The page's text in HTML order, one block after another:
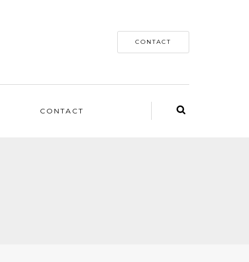
CONTACT
CONTACT